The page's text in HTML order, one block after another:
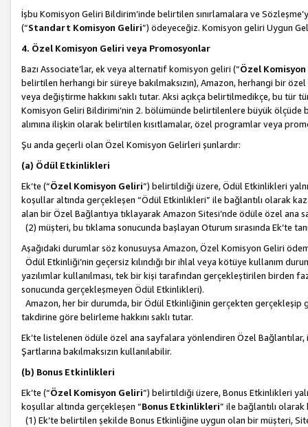
İşbu Komisyon Geliri Bildirim’inde belirtilen sınırlamalara ve
(“Standart Komisyon Geliri”) ödeyeceğiz. Komisyon geliri Uygun
4. Özel Komisyon Geliri veya Promosyonlar
Bazı Associate’lar, ek veya alternatif komisyon geliri (“Özel
belirtilen herhangi bir süreye bakılmaksızın), Amazon, herhangi bir
veya değiştirme hakkını saklı tutar. Aksi açıkça belirtilmedikçe, bu tür
Komisyon Geliri Bildirimi’nin 2. bölümünde belirtilenlere büyük ölçüde
alımına ilişkin olarak belirtilen kısıtlamalar, özel programlar veya
Şu anda geçerli olan Özel Komisyon Gelirleri şunlardır:
(a) Ödül Etkinlikleri
Ek’te (“Özel Komisyon Geliri”) belirtildiği üzere, Ödül Etkinlikleri
koşullar altında gerçekleşen “Ödül Etkinlikleri” ile bağlantılı olarak
alan bir Özel Bağlantıya tıklayarak Amazon Sitesi’nde ödüle özel ana
(2) müşteri, bu tıklama sonucunda başlayan Oturum sırasında Ek’te
Aşağıdaki durumlar söz konusuysa Amazon, Özel Komisyon Geliri
Ödül Etkinliği’nin geçersiz kılındığı bir ihlal veya kötüye kullanım
yazılımlar kullanılması, tek bir kişi tarafından gerçekleştirilen
sonucunda gerçekleşmeyen Ödül Etkinlikleri).
Amazon, her bir durumda, bir Ödül Etkinliğinin gerçekten gerçekleşip
takdirine göre belirleme hakkını saklı tutar.
Ek’te listelenen ödüle özel ana sayfalara yönlendiren Özel
Şartlarına bakılmaksızın kullanılabilir.
(b) Bonus Etkinlikleri
Ek’te (“Özel Komisyon Geliri”) belirtildiği üzere, Bonus Etkinlikleri
koşullar altında gerçekleşen “Bonus Etkinlikleri” ile bağlantılı olarak
(1) Ek’te belirtilen şekilde Bonus Etkinliğine uygun olan bir müşteri,